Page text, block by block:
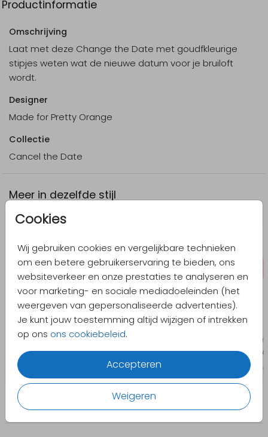
Cookies
Wij gebruiken cookies en vergelijkbare technieken
om een betere gebruikerservaring te bieden, ons
websiteverkeer en onze prestaties te analyseren en
voor marketing- en sociale mediadoeleinden (het
weergeven van gepersonaliseerde advertenties).
Je kunt jouw toestemming altijd wijzigen of intrekken
op ons ons cookiebeleid.
Accepteren
Weigeren
Productinformatie
Omschrijving
Laat met deze Change the Date met goudfkleurige
stipjes weten wat de nieuwe datum voor je bruiloft
wordt.
Designer
Made for Pretty Orange
Collectie
Cancel the Date
Meer in dezelfde stijl